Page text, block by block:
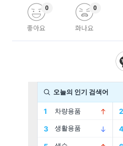
좋아요
0
화나요
0